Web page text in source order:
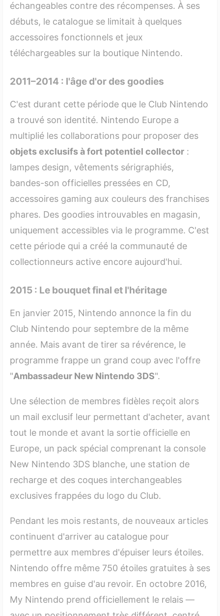
échangeables contre des récompenses. À ses
débuts, le catalogue se limitait à quelques
accessoires fonctionnels et jeux
téléchargeables sur la boutique Nintendo.
2011–2014 : l'âge d'or des goodies
C'est durant cette période que le Club Nintendo
a trouvé son identité. Nintendo Europe a
multiplié les collaborations pour proposer des
objets exclusifs à fort potentiel collector :
lampes design, vêtements sérigraphiés,
bandes-son officielles pressées en CD,
accessoires gaming aux couleurs des franchises
phares. Des goodies introuvables en magasin,
uniquement accessibles via le programme. C'est
cette période qui a créé la communauté de
collectionneurs active encore aujourd'hui.
2015 : Le bouquet final et l'héritage
En janvier 2015, Nintendo annonce la fin du
Club Nintendo pour septembre de la même
année. Mais avant de tirer sa révérence, le
programme frappe un grand coup avec l'offre
"Ambassadeur New Nintendo 3DS".
Une sélection de membres fidèles reçoit alors
un mail exclusif leur permettant d'acheter, avant
tout le monde et avant la sortie officielle en
Europe, un pack spécial comprenant la console
New Nintendo 3DS blanche, une station de
recharge et des coques interchangeables
exclusives frappées du logo du Club.
Pendant les mois restants, de nouveaux articles
continuent d'arriver au catalogue pour
permettre aux membres d'épuiser leurs étoiles.
Nintendo offre même 750 étoiles gratuites à ses
membres en guise d'au revoir. En octobre 2016,
My Nintendo prend officiellement le relais —